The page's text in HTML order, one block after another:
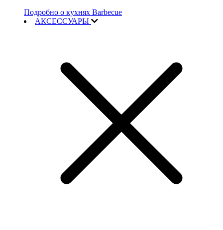
Подробно о кухнях Barbecue
АКСЕССУАРЫ